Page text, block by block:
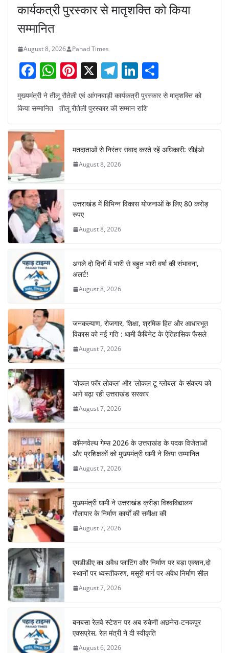
कार्यकत्री पुरस्कार से मातृशक्ति को किया
सम्मानित
August 8, 2026 Pahad Times
F
a
c
b
o
o
k
W
h
at
A
p
p
Pi
nt
er
X T
el
e
m
Li
n
k
n
h
ar
मुख्यमंत्री ने तीलू रौतेली एवं आंगनबाड़ी कार्यकत्री पुरस्कार से मातृशक्ति को
किया सम्मानित तीलू रौतेली पुरस्कार की सम्मान राशि
मतदाताओं से निरंतर संवाद करते रहें अधिकारी: सीईओ
August 8, 2026
उत्तराखंड में विभिन्न विकास योजनाओं के लिए 80 करोड़
रुपए
August 8, 2026
अगले दो दिनों में भारी से बहुत भारी वर्षा की संभावना,
अलर्ट!
August 8, 2026
जनकल्याण, रोजगार, शिक्षा, श्रमिक हित और आधारभूत
विकास को नई गति : धामी कैबिनेट के ऐतिहासिक फैसले
August 7, 2026
‘वोकल फॉर लोकल’ और ‘लोकल टू ग्लोबल’ के संकल्प को
आगे बढ़ा रही उत्तराखंड सरकार
August 7, 2026
कॉमनवेल्थ गेम्स 2026 के उत्तराखंड के पदक विजेताओं
और प्रशिक्षकों को मुख्यमंत्री धामी ने किया सम्मानित
August 7, 2026
मुख्यमंत्री धामी ने उत्तराखंड क्रीड़ा विश्वविद्यालय
गौलापार के निर्माण कार्यों की समीक्षा की
August 7, 2026
एमडीडीए का अवैध प्लाटिंग और निर्माण पर बड़ा एक्शन,दो
स्थानों पर ध्वस्तीकरण, मसूरी मार्ग पर अवैध निर्माण सील
August 7, 2026
बनबसा रेलवे स्टेशन पर अब रुकेगी अछनेरा-टनकपुर
एक्सप्रेस, रेल मंत्री ने दी स्वीकृति
August 6, 2026